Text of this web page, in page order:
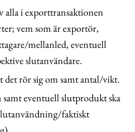
alla i exporttransaktionen
vem som är exportör,
mellanled, eventuell
slutanvändare.
rör sig om samt antal/vikt.
eventuell slutprodukt ska
faktiskt